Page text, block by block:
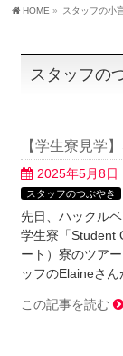
HOME » スタッフの小
スタッフの
【学生寮見学
2025年5月8日
スタッフのつぶやき
先日、ハックル
学生寮「Student
ート）寮のツア
ッフのElaineさん
この記事を読む